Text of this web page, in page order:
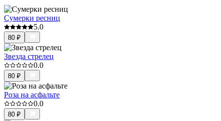
Сумерки ресниц
5.0
80 ₽
Звезда стрелец
0.0
80 ₽
Роза на асфальте
0.0
80 ₽